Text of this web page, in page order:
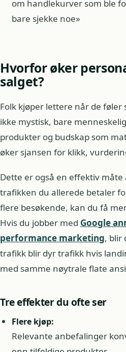
om handlekurver som ble
bare sjekke noe»
Hvorfor øker
salget?
Folk kjøper lettere når de føler
ikke mystisk, bare
produkter og budskap som
øker sjansen for klikk,
Dette er også en effektiv
trafikken du allerede betaler
flere besøkende, kan du få
Hvis du jobber med Google
performance marketing, blir
trafikk blir dyr trafikk hvis
med samme nøytrale flate
Tre effekter du ofte ser
Flere kjøp:
Relevante anbefalinger